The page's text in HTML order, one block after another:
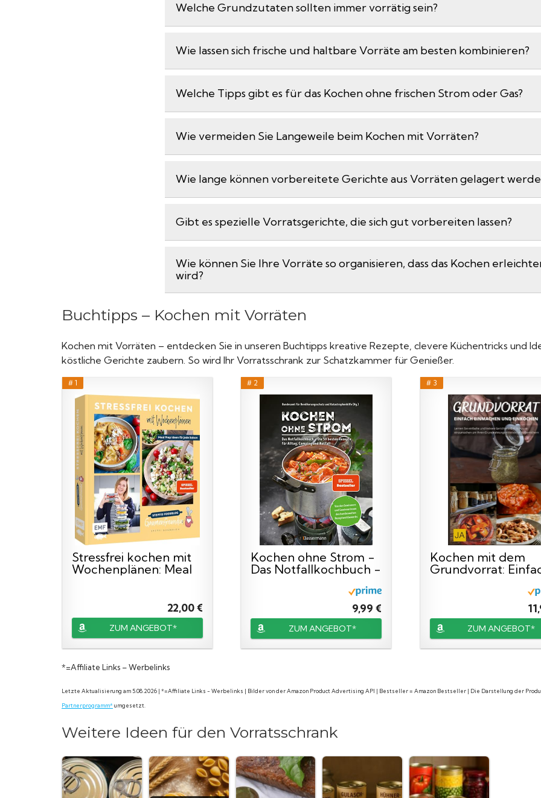
Welche Grundzutaten sollten immer vorrätig sein?
Wie lassen sich frische und haltbare Vorräte am besten kombinieren?
Welche Tipps gibt es für das Kochen ohne frischen Strom oder Gas?
Wie vermeiden Sie Langeweile beim Kochen mit Vorräten?
Wie lange können vorbereitete Gerichte aus Vorräten gelagert
Gibt es spezielle Vorratsgerichte, die sich gut vorbereiten lassen?
Wie können Sie Ihre Vorräte so organisieren, dass das Kochen
wird?
Buchtipps – Kochen mit Vorräten
Kochen mit Vorräten – entdecken Sie in unseren Buchtipps kreative Rezepte, clevere Küchentricks und
köstliche Gerichte zaubern. So wird Ihr Vorratsschrank zur Schatzkammer für Genießer.
# 1
Stressfrei kochen mit
Wochenplänen: Meal
22,00 €
ZUM ANGEBOT*
# 2
Kochen ohne Strom -
Das Notfallkochbuch -
9,99 €
ZUM ANGEBOT*
# 3
Kochen mit dem
Grundvorrat:
ZUM ANGEBOT*
*=Affiliate Links – Werbelinks
Letzte Aktualisierung am 5.08.2026 | *=Affiliate Links - Werbelinks | Bilder von der Amazon Product Advertising API | Bestseller = Amazon Bestseller | Die Darstellung der
Partnerprogramm*umgesetzt.
Weitere Ideen für den Vorratsschrank